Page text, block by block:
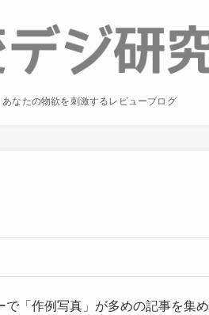
あなたの物欲を刺激するレビューブログ
「作例写真」が多めの記事を集め